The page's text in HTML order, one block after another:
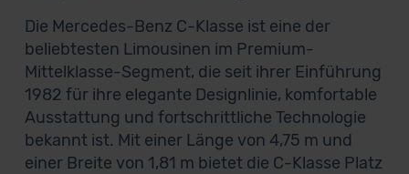
Die Mercedes-Benz C-Klasse ist eine der
beliebtesten Limousinen im Premium-
Mittelklasse-Segment, die seit ihrer Einführung
1982 für ihre elegante Designlinie, komfortable
Ausstattung und fortschrittliche Technologie
bekannt ist. Mit einer Länge von 4,75 m und
einer Breite von 1,81 m bietet die C-Klasse Platz